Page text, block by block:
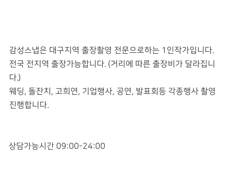
감성스냅은 대구지역 출장촬영 전문으로하는 1인작가입니다.
전국 전지역 출장가능합니다. (거리에 따른 출장비가 달라집니
다.)
웨딩, 돌잔치, 고희연, 기업행사, 공연, 발표회등 각종행사 촬영
진행합니다.
상담가능시간 09:00-24:00